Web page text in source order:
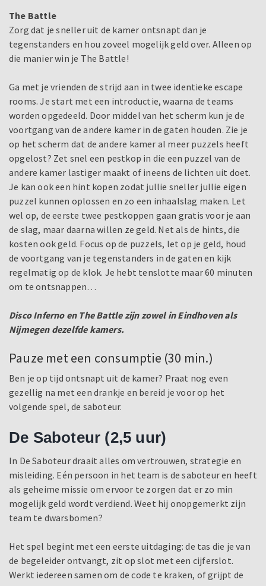
The Battle
Zorg dat je sneller uit de kamer ontsnapt dan je
tegenstanders en hou zoveel mogelijk geld over. Alleen op
die manier win je The Battle!
Ga met je vrienden de strijd aan in twee identieke escape
rooms. Je start met een introductie, waarna de teams
worden opgedeeld. Door middel van het scherm kun je de
voortgang van de andere kamer in de gaten houden. Zie je
op het scherm dat de andere kamer al meer puzzels heeft
opgelost? Zet snel een pestkop in die een puzzel van de
andere kamer lastiger maakt of ineens de lichten uit doet.
Je kan ook een hint kopen zodat jullie sneller jullie eigen
puzzel kunnen oplossen en zo een inhaalslag maken. Let
wel op, de eerste twee pestkoppen gaan gratis voor je aan
de slag, maar daarna willen ze geld. Net als de hints, die
kosten ook geld. Focus op de puzzels, let op je geld, houd
de voortgang van je tegenstanders in de gaten en kijk
regelmatig op de klok. Je hebt tenslotte maar 60 minuten
om te ontsnappen…
Disco Inferno en The Battle zijn zowel in Eindhoven als
Nijmegen dezelfde kamers.
Pauze met een consumptie (30 min.)
Ben je op tijd ontsnapt uit de kamer? Praat nog even
gezellig na met een drankje en bereid je voor op het
volgende spel, de saboteur.
De Saboteur (2,5 uur)
In De Saboteur draait alles om vertrouwen, strategie en
misleiding. Eén persoon in het team is de saboteur en heeft
als geheime missie om ervoor te zorgen dat er zo min
mogelijk geld wordt verdiend. Weet hij onopgemerkt zijn
team te dwarsbomen?
Het spel begint met een eerste uitdaging: de tas die je van
de begeleider ontvangt, zit op slot met een cijferslot.
Werkt iedereen samen om de code te kraken, of grijpt de